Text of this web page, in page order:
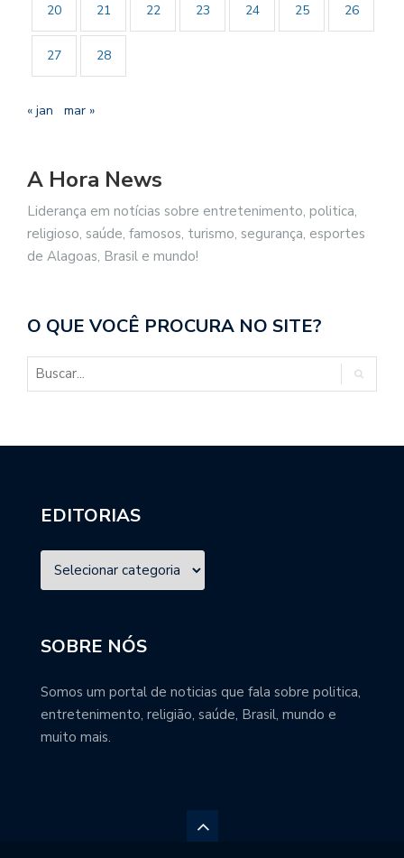
20 21 22 23 24 25 26
27 28
« jan mar »
A Hora News
Liderança em notícias sobre entretenimento, politica,
religioso, saúde, famosos, turismo, segurança, esportes
de Alagoas, Brasil e mundo!
O QUE VOCÊ PROCURA NO SITE?
EDITORIAS
SOBRE NÓS
Somos um portal de noticias que fala sobre politica,
entretenimento, religião, saúde, Brasil, mundo e
muito mais.